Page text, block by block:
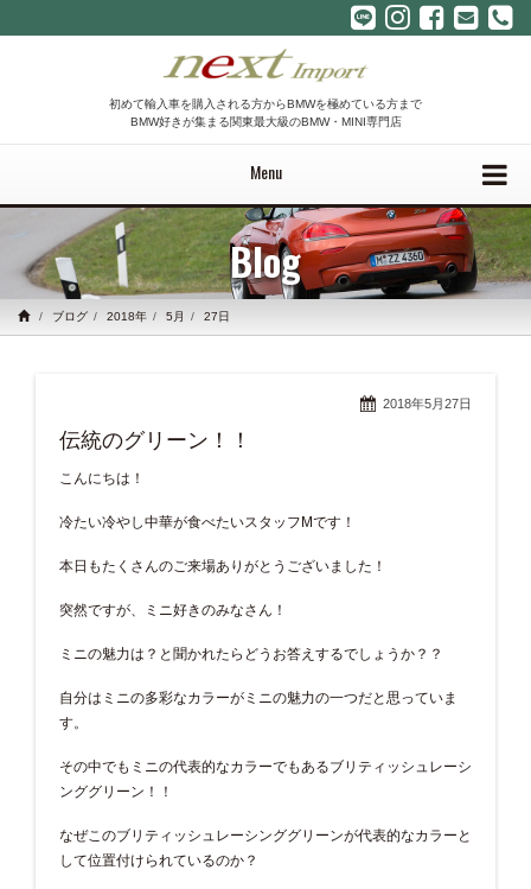
初めて輸入車を購入される方からBMWを極めている方まで
BMW好きが集まる関東最大級のBMW・MINI専門店
Menu
Blog
ブログ 2018年 5月 27日
2018年5月27日
伝統のグリーン！！
こんにちは！
冷たい冷やし中華が食べたいスタッフMです！
本日もたくさんのご来場ありがとうございました！
突然ですが、ミニ好きのみなさん！
ミニの魅力は？と聞かれたらどうお答えするでしょうか？？
自分はミニの多彩なカラーがミニの魅力の一つだと思っていま
す。
その中でもミニの代表的なカラーでもあるブリティッシュレーシ
ンググリーン！！
なぜこのブリティッシュレーシンググリーンが代表的なカラーと
して位置付けられているのか？